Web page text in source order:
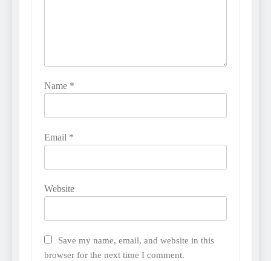
Name *
Email *
Website
Save my name, email, and website in this
browser for the next time I comment.